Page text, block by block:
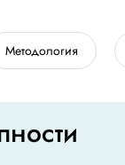
Методология